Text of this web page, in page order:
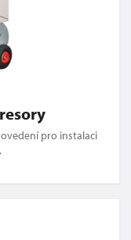
pro instalaci